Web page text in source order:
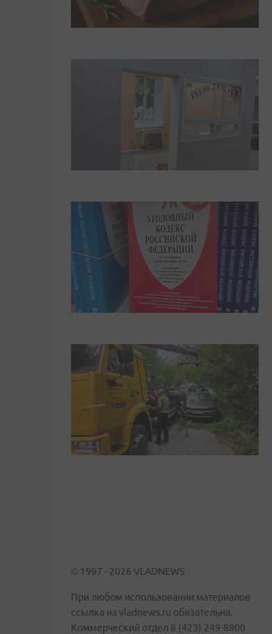
© 1997 - 2026 VLADNEWS
При любом использовании материалов
ссылка на vladnews.ru обязательна.
Коммерческий отдел 8 (423) 249-8800